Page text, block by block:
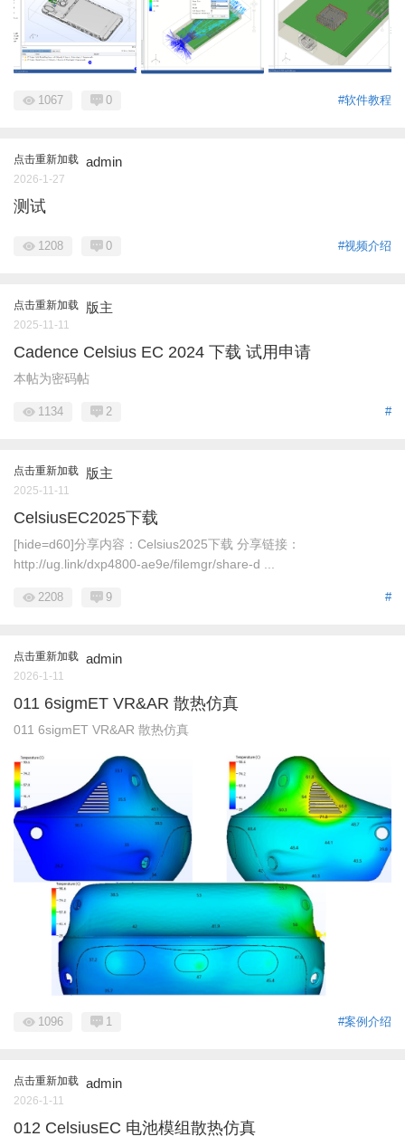
#软件教程
1067 0
点击重新加载 admin
2026-1-27
测试
#视频介绍
1208 0
点击重新加载 版主
2025-11-11
Cadence Celsius EC 2024 下载 试用申请
本帖为密码帖
#
1134 2
点击重新加载 版主
2025-11-11
CelsiusEC2025下载
[hide=d60]分享内容：Celsius2025下载 分享链接：
http://ug.link/dxp4800-ae9e/filemgr/share-d ...
#
2208 9
点击重新加载 admin
2026-1-11
011 6sigmET VR&AR 散热仿真
011 6sigmET VR&AR 散热仿真
#案例介绍
1096 1
点击重新加载 admin
2026-1-11
012 CelsiusEC 电池模组散热仿真